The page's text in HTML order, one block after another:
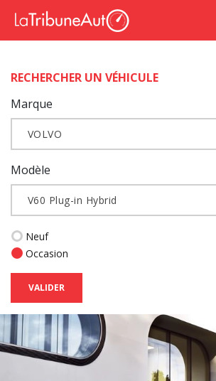
RECHERCHER UN VÉHICULE
Marque
VOLVO
Modèle
V60 Plug-in Hybrid
Neuf
Occasion
VALIDER